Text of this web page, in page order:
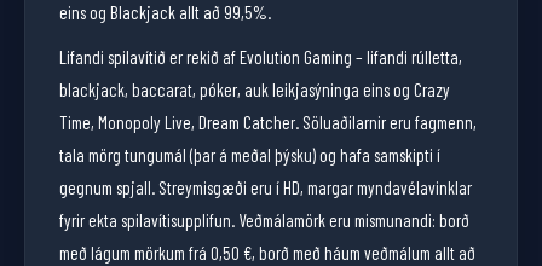
eins og Blackjack allt að 99,5%.
Lifandi spilavítið er rekið af Evolution Gaming – lifandi rúlletta,
blackjack, baccarat, póker, auk leikjasýninga eins og Crazy
Time, Monopoly Live, Dream Catcher. Söluaðilarnir eru fagmenn,
tala mörg tungumál (þar á meðal þýsku) og hafa samskipti í
gegnum spjall. Streymisgæði eru í HD, margar myndavélavinklar
fyrir ekta spilavítisupplifun. Veðmálamörk eru mismunandi: borð
með lágum mörkum frá 0,50 €, borð með háum veðmálum allt að